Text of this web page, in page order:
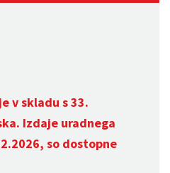
v skladu s 33.
Izdaje uradnega
so dostopne